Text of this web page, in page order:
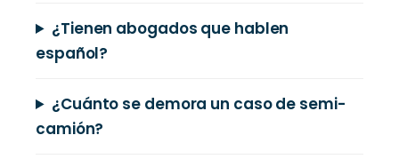
¿Tienen abogados que hablen
español?
¿Cuánto se demora un caso de semi-
camión?